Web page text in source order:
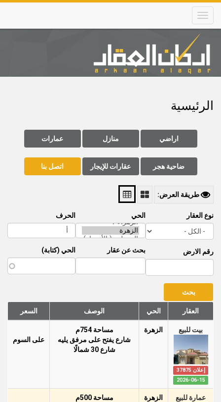
Skip
main
content
Main
navigation
الرئيسية
اراضي منازل عمارات
ضاحية هجر عقارات للإيجار اتصل بنا
طريقة العرض:
نوع العقار
رقم الارض
الحي
بحث عن عقار
الحرف
الحي (كتابة)
العقار الحي الوصف السعر
بيت للبيع
إعلان 37875
2026-06-15
الزهرة
مساحة 754م
شارع يفتح على مرفق يليه
شارع 30 شمالًا
على السوم
عمارة للبيع الزهرة
مساحة 500م